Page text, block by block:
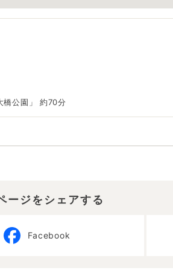
橋公園」 約70分
ージをシェアする
Facebook